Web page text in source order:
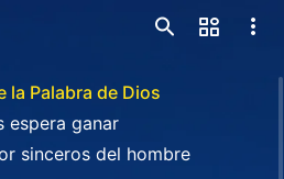
la Palabra de Dios
espera ganar
sinceros del hombre